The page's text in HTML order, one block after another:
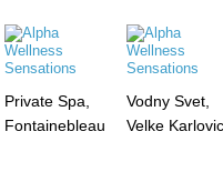
Private Spa,
Fontainebleau
Vodny Svet,
Velke